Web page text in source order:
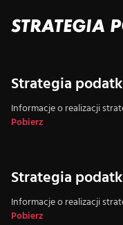
STRATEGIA
Strategia
Informacje o realizacji
Pobierz
Strategia
Informacje o realizacji
Pobierz